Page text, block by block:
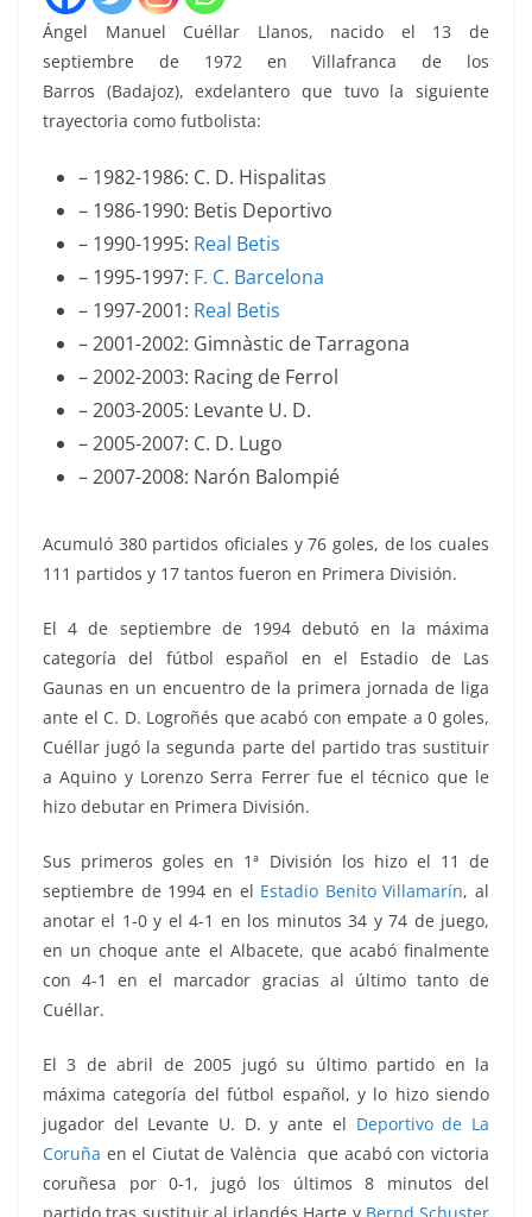
Ángel Manuel Cuéllar Llanos, nacido el 13 de
septiembre de 1972 en Villafranca de los
Barros (Badajoz), exdelantero que tuvo la siguiente
trayectoria como futbolista:
– 1982-1986: C. D. Hispalitas
– 1986-1990: Betis Deportivo
– 1990-1995: Real Betis
– 1995-1997: F. C. Barcelona
– 1997-2001: Real Betis
– 2001-2002: Gimnàstic de Tarragona
– 2002-2003: Racing de Ferrol
– 2003-2005: Levante U. D.
– 2005-2007: C. D. Lugo
– 2007-2008: Narón Balompié
Acumuló 380 partidos oficiales y 76 goles, de los cuales
111 partidos y 17 tantos fueron en Primera División.
El 4 de septiembre de 1994 debutó en la máxima
categoría del fútbol español en el Estadio de Las
Gaunas en un encuentro de la primera jornada de liga
ante el C. D. Logroñés que acabó con empate a 0 goles,
Cuéllar jugó la segunda parte del partido tras sustituir
a Aquino y Lorenzo Serra Ferrer fue el técnico que le
hizo debutar en Primera División.
Sus primeros goles en 1ª División los hizo el 11 de
septiembre de 1994 en el Estadio Benito Villamarín, al
anotar el 1-0 y el 4-1 en los minutos 34 y 74 de juego,
en un choque ante el Albacete, que acabó finalmente
con 4-1 en el marcador gracias al último tanto de
Cuéllar.
El 3 de abril de 2005 jugó su último partido en la
máxima categoría del fútbol español, y lo hizo siendo
jugador del Levante U. D. y ante el Deportivo de La
Coruña en el Ciutat de València que acabó con victoria
coruñesa por 0-1, jugó los últimos 8 minutos del